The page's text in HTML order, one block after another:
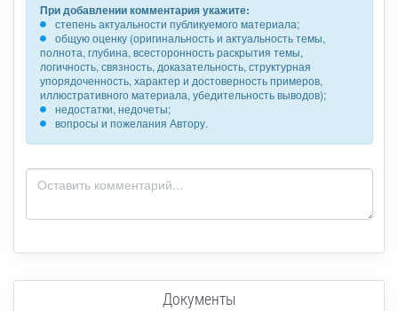
При добавлении комментария укажите:
степень актуальности публикуемого материала;
общую оценку (оригинальность и актуальность темы,
полнота, глубина, всесторонность раскрытия темы,
логичность, связность, доказательность, структурная
упорядоченность, характер и достоверность примеров,
иллюстративного материала, убедительность выводов);
недостатки, недочеты;
вопросы и пожелания Автору.
Документы